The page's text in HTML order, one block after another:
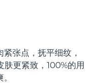
张点，抚平细纹，
更紧致，100%的用
预计送达日期8/13/26